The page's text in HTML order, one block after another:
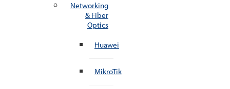
Networking
& Fiber
Optics
Huawei
MikroTik